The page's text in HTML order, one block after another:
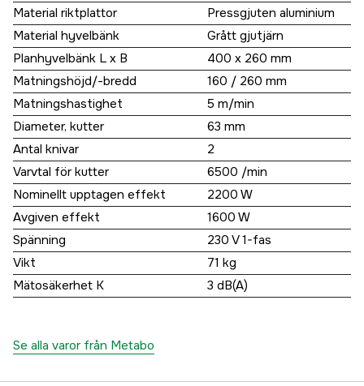
Material riktplattor
Pressgjuten aluminium
Material hyvelbänk
Grått gjutjärn
Planhyvelbänk L x B
400 x 260 mm
Matningshöjd/-bredd
160 / 260 mm
Matningshastighet
5 m/min
Diameter, kutter
63 mm
Antal knivar
2
Varvtal för kutter
6500 /min
Nominellt upptagen effekt
2200 W
Avgiven effekt
1600 W
Spänning
230 V 1-fas
Vikt
71 kg
Mätosäkerhet K
3 dB(A)
Se alla varor från Metabo